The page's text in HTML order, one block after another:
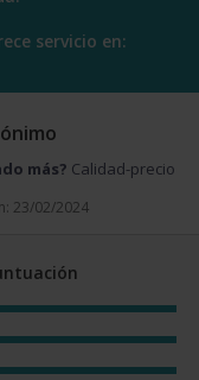
servicio en:
más? Calidad-precio
23/02/2024